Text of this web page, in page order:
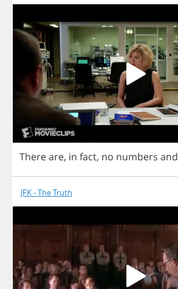
Thereare, in fact, no numbers and
JFK - The Truth